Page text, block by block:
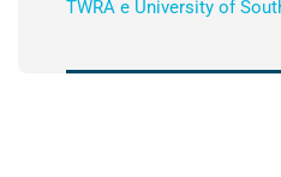
TWRA e University of